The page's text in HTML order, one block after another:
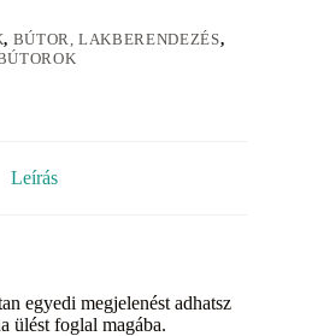
, BÚTOR, LAKBERENDEZÉS,
Leírás
egyedi megjelenést adhatsz
ülést foglal magába.